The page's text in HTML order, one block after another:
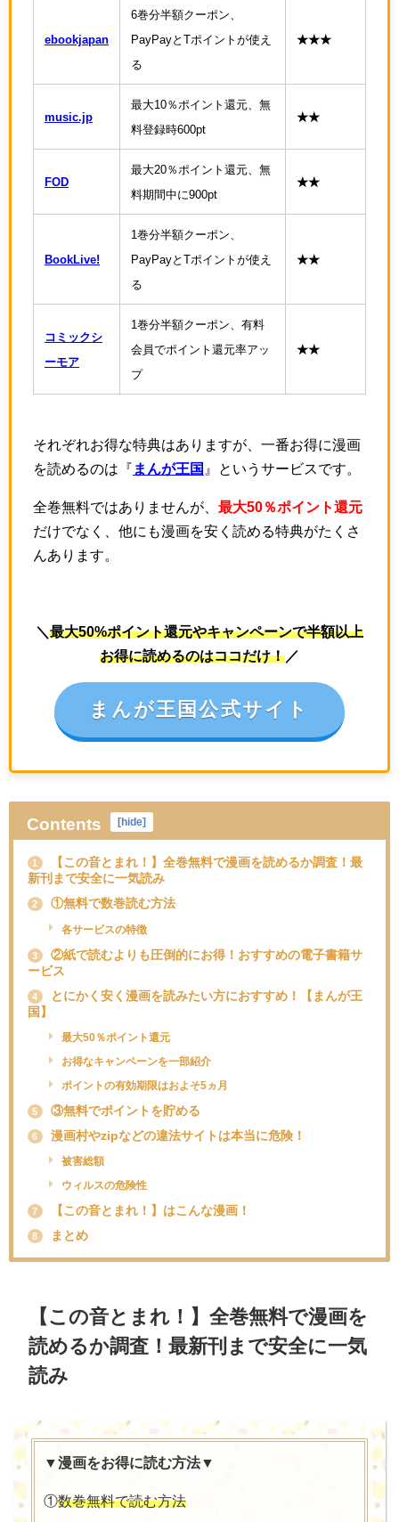
ebookjapan
6巻分半額クーポン、
PayPayとTポイントが使え
る
★★★
music.jp
最大10％ポイント還元、無
料登録時600pt
★★
FOD
最大20％ポイント還元、無
料期間中に900pt
★★
BookLive!
1巻分半額クーポン、
PayPayとTポイントが使え
る
★★
コミックシ
ーモア
1巻分半額クーポン、有料
会員でポイント還元率アッ
プ
★★
それぞれお得な特典はありますが、一番お得に漫画
を読めるのは『 まんが王国 』というサービスです。
全巻無料ではありませんが、 最大50％ポイント還元
だけでなく、他にも漫画を安く読める特典がたくさ
んあります。
＼ 最大50%ポイント還元やキャンペーンで半額以上
お得に読めるのはココだけ！ ／
まんが王国公式サイト
Contents [hide]
1
【この音とまれ！】全巻無料で漫画を読めるか調査！最
新刊まで安全に一気読み
2 ①無料で数巻読む方法
各サービスの特徴
3
②紙で読むよりも圧倒的にお得！おすすめの電子書籍サ
ービス
4
とにかく安く漫画を読みたい方におすすめ！【まんが王
国】
最大50％ポイント還元
お得なキャンペーンを一部紹介
ポイントの有効期限はおよそ5ヵ月
5 ③無料でポイントを貯める
6 漫画村やzipなどの違法サイトは本当に危険！
被害総額
ウィルスの危険性
7 【この音とまれ！】はこんな漫画！
8 まとめ
【 この音とまれ！ 】全巻無料で漫画を
読めるか調査！最新刊まで安全に一気
読み
▼漫画をお得に読む方法▼
①数巻無料で読む方法